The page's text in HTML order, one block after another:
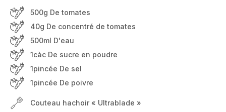
500g De tomates
40g De concentré de tomates
500ml D'eau
1càc De sucre en poudre
1pincée De sel
1pincée De poivre
Couteau hachoir « Ultrablade »